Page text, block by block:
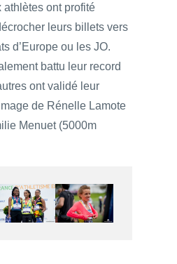
ont profité
leurs billets vers
d’Europe ou les JO.
battu leur record
ont validé leur
de Rénelle Lamote
Menuet (5000m